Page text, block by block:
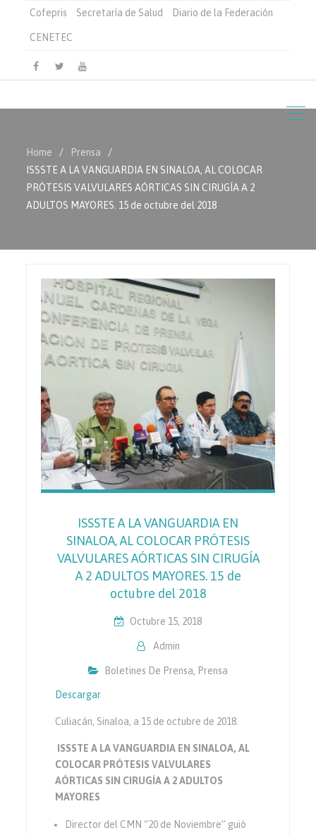
Cofepris Secretaría de Salud Diario de la Federación
CENETEC
Facebook
TwitterYoutube
Home
Prensa
ISSSTE A LA VANGUARDIA EN SINALOA, AL COLOCAR
PRÓTESIS VALVULARES AÓRTICAS SIN CIRUGÍA A 2
ADULTOS MAYORES. 15 de octubre del 2018
ISSSTE A LA VANGUARDIA EN
SINALOA, AL COLOCAR PRÓTESIS
VALVULARES AÓRTICAS SIN CIRUGÍA
A 2 ADULTOS MAYORES. 15 de
octubre del 2018
Octubre 15, 2018
Admin
Boletines De Prensa, Prensa
Descargar
Culiacán, Sinaloa, a 15 de octubre de 2018.
ISSSTE A LA VANGUARDIA EN SINALOA, AL
COLOCAR PRÓTESIS VALVULARES
AÓRTICAS SIN CIRUGÍA A 2 ADULTOS
MAYORES
Director del CMN “20 de Noviembre” guió